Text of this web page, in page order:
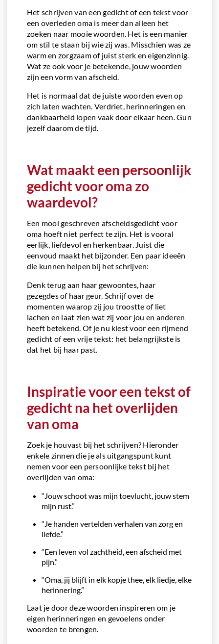
Het schrijven van een gedicht of een tekst voor
een overleden oma is meer dan alleen het
zoeken naar mooie woorden. Het is een manier
om stil te staan bij wie zij was. Misschien was ze
warm en zorgzaam of juist sterk en eigenzinnig.
Wat ze ook voor je betekende, jouw woorden
zijn een vorm van afscheid.
Het is normaal dat de juiste woorden even op
zich laten wachten. Verdriet, herinneringen en
dankbaarheid lopen vaak door elkaar heen. Gun
jezelf daarom de tijd.
Wat maakt een persoonlijk
gedicht voor oma zo
waardevol?
Een mooi geschreven afscheidsgedicht voor
oma hoeft niet perfect te zijn. Het is vooral
eerlijk, liefdevol en herkenbaar. Juist die
eenvoud maakt het bijzonder. Een paar ideeën
die kunnen helpen bij het schrijven:
Denk terug aan haar gewoontes, haar
gezegdes of haar geur. Schrijf over de
momenten waarop zij jou troostte of liet
lachen en laat zien wat zij voor jou en anderen
heeft betekend. Of je nu kiest voor een rijmend
gedicht of een vrije tekst: het belangrijkste is
dat het bij haar past.
Inspiratie voor een tekst of
gedicht na het overlijden
van oma
Zoek je houvast bij het schrijven? Hieronder
enkele zinnen die je als uitgangspunt kunt
nemen voor een persoonlijke tekst bij het
overlijden van oma:
“Jouw schoot was mijn toevlucht, jouw stem
mijn rust.”
“Je handen vertelden verhalen van zorg en
liefde.”
“Een leven vol zachtheid, een afscheid met
pijn.”
“Oma, jij blijft in elk kopje thee, elk liedje, elke
herinnering.”
Laat je door deze woorden inspireren om je
eigen herinneringen en gevoelens onder
woorden te brengen.